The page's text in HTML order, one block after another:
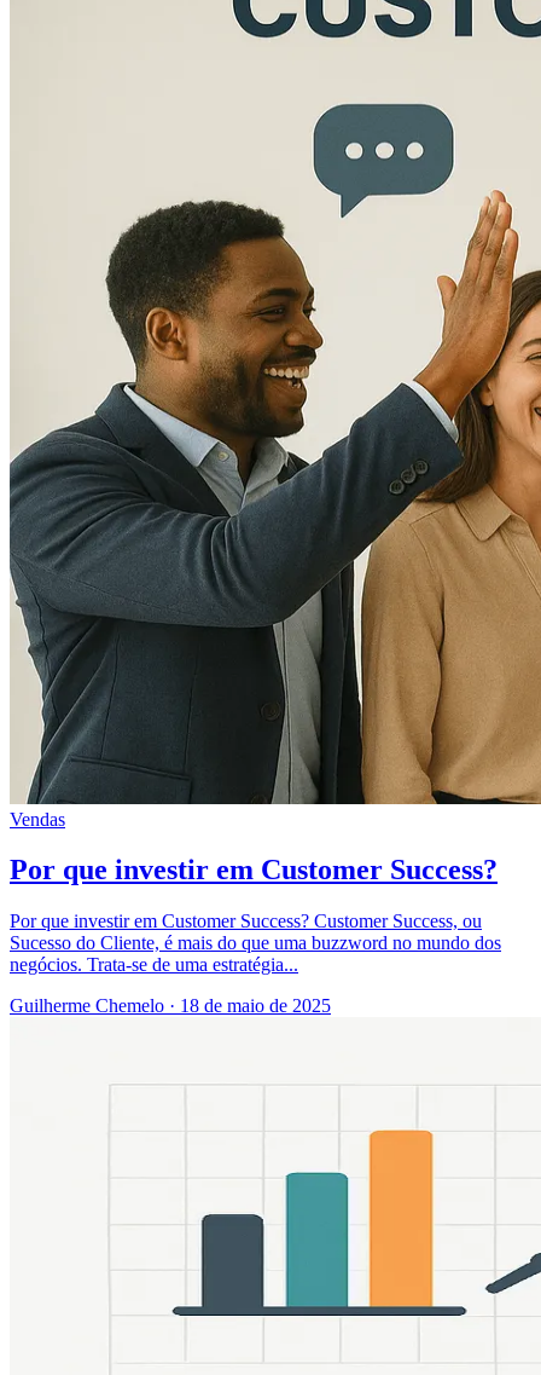
Vendas
Por que investir em Customer Success?
Por que investir em Customer Success? Customer Success, ou
Sucesso do Cliente, é mais do que uma buzzword no mundo dos
negócios. Trata-se de uma estratégia...
Guilherme Chemelo · 18 de maio de 2025